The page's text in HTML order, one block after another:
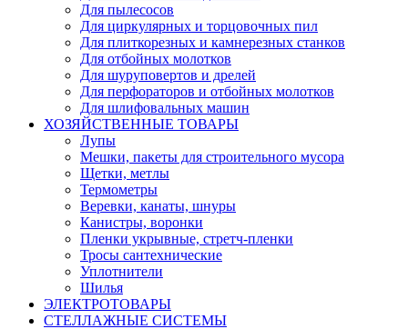
Для пылесосов
Для циркулярных и торцовочных пил
Для плиткорезных и камнерезных станков
Для отбойных молотков
Для шуруповертов и дрелей
Для перфораторов и отбойных молотков
Для шлифовальных машин
ХОЗЯЙСТВЕННЫЕ ТОВАРЫ
Лупы
Мешки, пакеты для строительного мусора
Щетки, метлы
Термометры
Веревки, канаты, шнуры
Канистры, воронки
Пленки укрывные, стретч-пленки
Тросы сантехнические
Уплотнители
Шилья
ЭЛЕКТРОТОВАРЫ
СТЕЛЛАЖНЫЕ СИСТЕМЫ